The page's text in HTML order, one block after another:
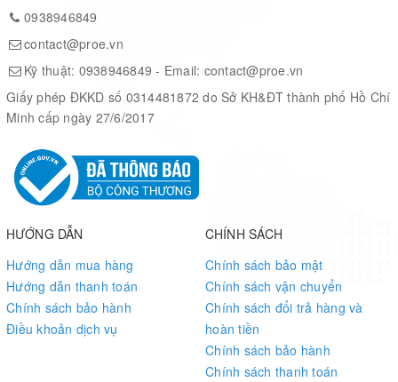
Detecting object vibration status
accelerator for x,y,z
Small size for easy installation
Package Includes:
1 x LHT65N-VIB LoRaWAN Vibration Sensor
0938946849
contact@proe.vn
Kỹ thuật: 0938946849 - Email: contact@proe.vn
Giấy phép ĐKKD số 0314481872 do Sở KH&ĐT thành phố Hồ Chí
Minh cấp ngày 27/6/2017
HƯỚNG DẪN
Hướng dẫn mua hàng
Hướng dẫn thanh toán
Chính sách bảo hành
Điều khoản dịch vụ
CHÍNH SÁCH
Chính sách bảo mật
Chính sách vận chuyển
Chính sách đổi trả hàng và
hoàn tiền
Chính sách bảo hành
Chính sách thanh toán